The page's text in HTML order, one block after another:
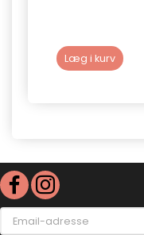
Læg i kurv
Email-
adresse